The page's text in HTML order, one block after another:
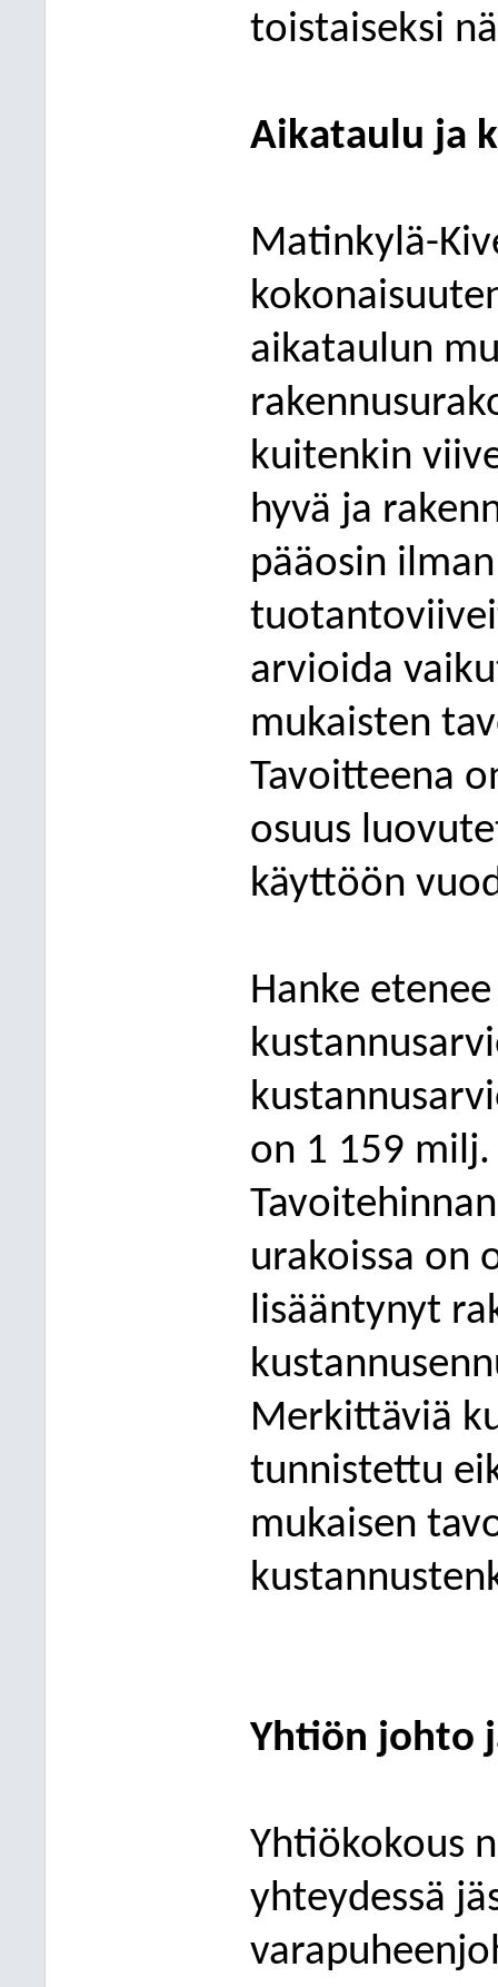
toistaiseksi
Aikataulu ja
Matinkylä-
aikataulun
kuitenkin
hyvä ja
pääosin
arvioida
mukaisten
Tavoitteena
osuus
käyttöön
Hanke
on 1 159 milj.
Tavoitehinnan
urakoissa on
lisääntynyt
Merkittäviä
tunnistettu
mukaisen
Yhtiön johto
Yhtiökokous
yhteydessä